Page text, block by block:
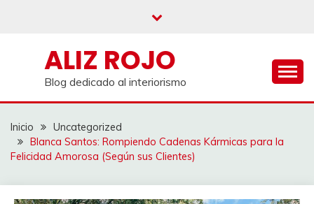
ALIZ ROJO
Blog dedicado al interiorismo
Inicio
Uncategorized
Blanca Santos: Rompiendo Cadenas Kármicas para la
Felicidad Amorosa (Según sus Clientes)